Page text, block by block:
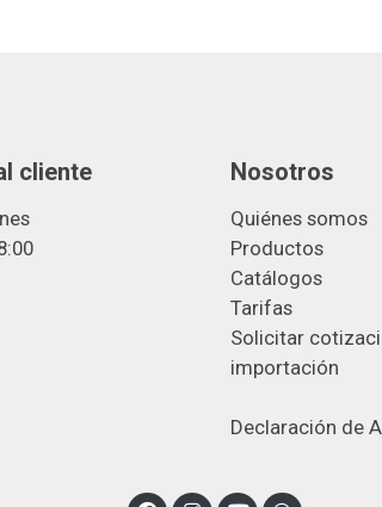
cliente Nosotros
Quiénes somos
Productos
Catálogos
Tarifas
Solicitar
importación
Declaración de